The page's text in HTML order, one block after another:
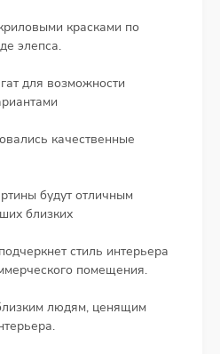
красками по
элепса.
для возможности
качественные
будут отличным
близких
стиль интерьера
помещения.
людям, ценящим